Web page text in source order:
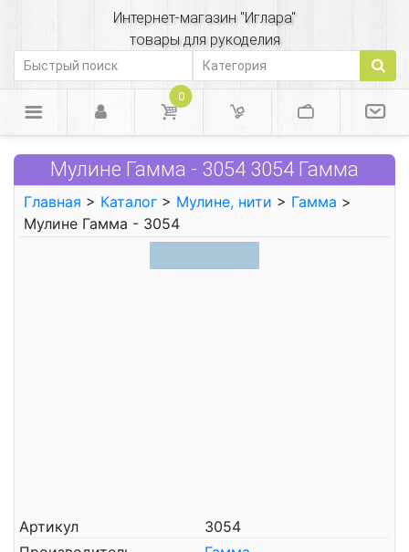
Интернет-магазин "Иглара"
товары для рукоделия
0
Мулине Гамма - 3054 3054 Гамма
Главная > Каталог > Мулине, нити > Гамма >
Мулине Гамма - 3054
Артикул
3054